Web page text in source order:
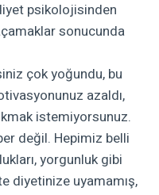
psikolojisinden
sonucunda
çok yoğundu, bu
azaldı,
istemiyorsunuz.
değil. Hepimiz belli
yorgunluk gibi
diyetinize uyamamış,